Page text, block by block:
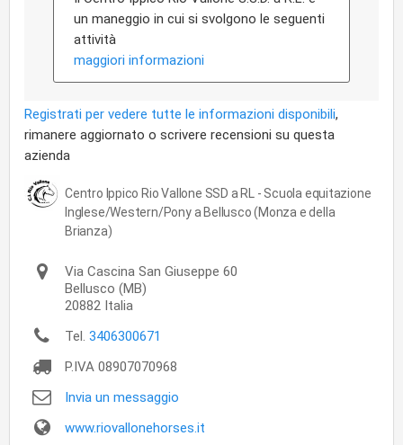
un maneggio in cui si svolgono le seguenti
attività
maggiori informazioni
Registrati per vedere tutte le informazioni disponibili,
rimanere aggiornato o scrivere recensioni su questa
azienda
Centro Ippico Rio Vallone SSD a RL - Scuola equitazione
Inglese/Western/Pony a Bellusco (Monza e della
Brianza)
Via Cascina San Giuseppe 60
Bellusco (MB)
20882 Italia
Tel. 3406300671
P.IVA 08907070968
Invia un messaggio
www.riovallonehorses.it